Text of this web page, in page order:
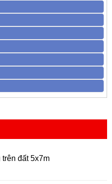
đất 5x7m